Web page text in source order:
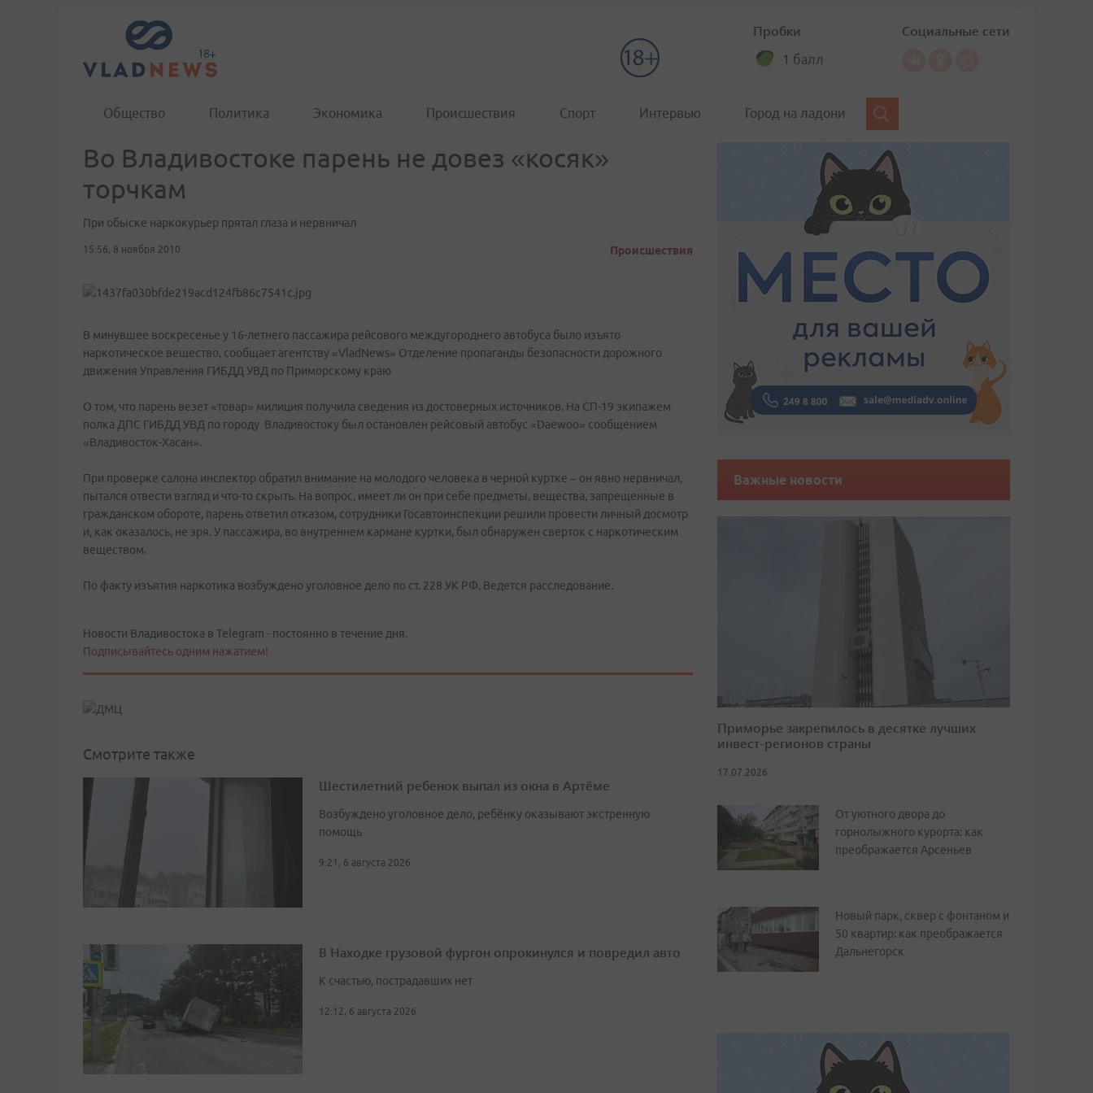
Пробки
1 балл
Социальные сети
Общество Политика Экономика Происшествия Спорт Интервью Город на ладони
Во Владивостоке парень не довез «косяк»
торчкам
При обыске наркокурьер прятал глаза и нервничал
15:56, 8 ноября 2010 Происшествия
В минувшее воскресенье у 16-летнего пассажира рейсового междугороднего автобуса было изъято
наркотическое вещество, сообщает агентству «VladNews» Отделение пропаганды безопасности дорожного
движения Управления ГИБДД УВД по Приморскому краю
О том, что парень везет «товар» милиция получила сведения из достоверных источников. На СП-19 экипажем
полка ДПС ГИБДД УВД по городу Владивостоку был остановлен рейсовый автобус «Daewoo» сообщением
«Владивосток-Хасан».
При проверке салона инспектор обратил внимание на молодого человека в черной куртке – он явно нервничал,
пытался отвести взгляд и что-то скрыть. На вопрос, имеет ли он при себе предметы, вещества, запрещенные в
гражданском обороте, парень ответил отказом, сотрудники Госавтоинспекции решили провести личный досмотр
и, как оказалось, не зря. У пассажира, во внутреннем кармане куртки, был обнаружен сверток с наркотическим
веществом.
По факту изъятия наркотика возбуждено уголовное дело по ст. 228 УК РФ. Ведется расследование.
Новости Владивостока в Telegram - постоянно в течение дня.
Подписывайтесь одним нажатием!
Смотрите также
Шестилетний ребенок выпал из окна в Артёме
Возбуждено уголовное дело, ребёнку оказывают экстренную
помощь
9:21, 6 августа 2026
В Находке грузовой фургон опрокинулся и повредил авто
К счастью, пострадавших нет
12:12, 6 августа 2026
Важные новости
Приморье закрепилось в десятке лучших
инвест-регионов страны
17.07.2026
От уютного двора до
горнолыжного курорта: как
преображается Арсеньев
Новый парк, сквер с фонтаном и
50 квартир: как преображается
Дальнегорск